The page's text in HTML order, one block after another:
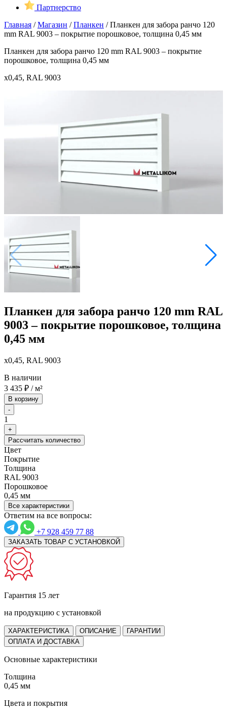
Партнерство
Главная /Магазин /Планкен /Планкен для забора ранчо 120
mm RAL 9003 – покрытие порошковое, толщина 0,45 мм
Планкен для забора ранчо 120 mm RAL 9003 – покрытие
порошковое, толщина 0,45 мм
x0,45, RAL 9003
Планкен для забора ранчо 120 mm RAL
9003 – покрытие порошковое, толщина
0,45 мм
x0,45, RAL 9003
В наличии
3 435 ₽ / м²
В корзину
-
1
+
Рассчитать количество
Цвет
Покрытие
Толщина
RAL 9003
Порошковое
0,45 мм
Все характеристики
Ответим на все вопросы:
+7 928 459 77 88
ЗАКАЗАТЬ ТОВАР С УСТАНОВКОЙ
Гарантия 15 лет
на продукцию с установкой
ХАРАКТЕРИСТИКА ОПИСАНИЕ
ГАРАНТИИ
ОПЛАТА И ДОСТАВКА
Основные характеристики
Толщина
0,45 мм
Цвета и покрытия